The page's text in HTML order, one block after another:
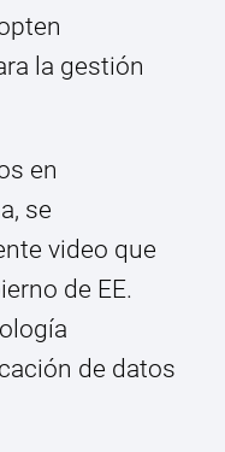
la gestión
en
se
video que
de EE.
de datos